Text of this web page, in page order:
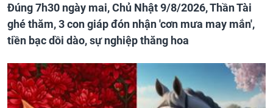
Đúng 7h30 ngày mai, Chủ Nhật 9/8/2026, Thần Tài
ghé thăm, 3 con giáp đón nhận 'cơn mưa may mắn',
tiền bạc dồi dào, sự nghiệp thăng hoa